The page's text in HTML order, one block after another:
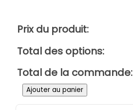
Prix du produit:
Total des options:
Total de la commande:
Ajouter au panier